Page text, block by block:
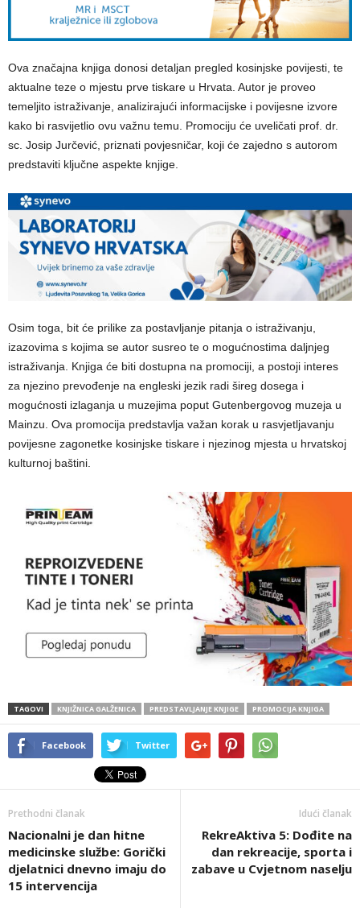
Ova značajna knjiga donosi detaljan pregled kosinjske povijesti, te
aktualne teze o mjestu prve tiskare u Hrvata. Autor je proveo
temeljito istraživanje, analizirajući informacijske i povijesne izvore
kako bi rasvijetlio ovu važnu temu. Promociju će uveličati prof. dr.
sc. Josip Jurčević, priznati povjesničar, koji će zajedno s autorom
predstaviti ključne aspekte knjige.
Osim toga, bit će prilike za postavljanje pitanja o istraživanju,
izazovima s kojima se autor susreo te o mogućnostima daljnjeg
istraživanja. Knjiga će biti dostupna na promociji, a postoji interes
za njezino prevođenje na engleski jezik radi šireg dosega i
mogućnosti izlaganja u muzejima poput Gutenbergovog muzeja u
Mainzu. Ova promocija predstavlja važan korak u rasvjetljavanju
povijesne zagonetke kosinjske tiskare i njezinog mjesta u hrvatskoj
kulturnoj baštini.
TAGOVI KNJIŽNICA GALŽENICA PREDSTAVLJANJE KNJIGE PROMOCIJA KNJIGA
Facebook Twitter
Prethodni članak
Nacionalni je dan hitne
medicinske službe: Gorički
djelatnici dnevno imaju do
15 intervencija
Idući članak
RekreAktiva 5: Dođite na
dan rekreacije, sporta i
zabave u Cvjetnom naselju